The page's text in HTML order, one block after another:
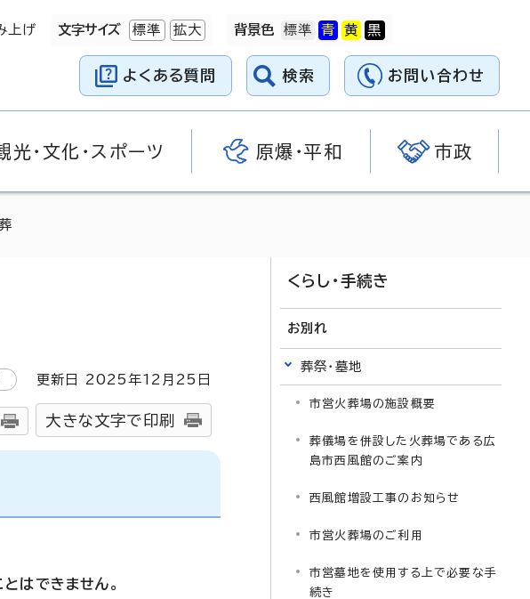
上げ 文字サイズ 標準 拡大 背景色
よくある質問 検索 お問い合わせ
光・文化・スポーツ 原爆・平和 市政
更新日 2025 年12 月 25 日
大きな文字で印刷
はできません。
くらし・手続き
お別れ
葬祭・墓地
市営火葬場の施設概要
葬儀場を併設した火葬場である広
島市西風館のご案内
西風館増設工事のお知らせ
市営火葬場のご利用
市営墓地を使用する上で必要な手
続き